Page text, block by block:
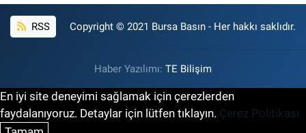
RSS Copyright © 2021 Bursa Basın - Her hakkı saklıdır.
Haber Yazılımı: TE Bilişim
En iyi site deneyimi sağlamak için çerezlerden
faydalanıyoruz. Detaylar için lütfen tıklayın. Çerez Politikası